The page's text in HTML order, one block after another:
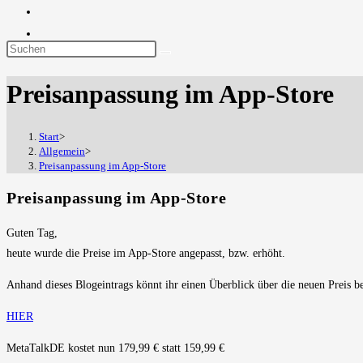
Diese
durchsuchen
Preisanpassung im App-Store
Start>
Allgemein>
Preisanpassung im App-Store
Preisanpassung im App-Store
Guten Tag,
heute wurde die Preise im App-Store angepasst, bzw. erhöht.
Anhand dieses Blogeintrags könnt ihr einen Überblick über die neuen Preis
HIER
MetaTalkDE kostet nun 179,99 € statt 159,99 €